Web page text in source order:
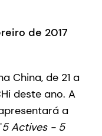
de 2017
China, de 21 a
deste ano. A
a
5 Actives - 5